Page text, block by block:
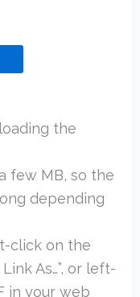
the
few MB, so the
depending
click on the
As…”, or left-
in your web